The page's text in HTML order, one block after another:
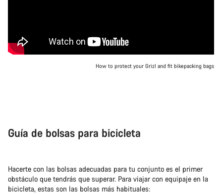
How to protect your Grizl and fit bikepacking bags
Guía de bolsas para bicicleta
Hacerte con las bolsas adecuadas para tu conjunto es el primer
obstáculo que tendrás que superar. Para viajar con equipaje en la
bicicleta, estas son las bolsas más habituales: